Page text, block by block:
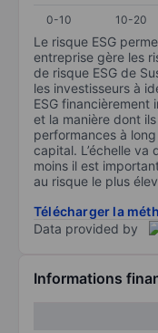
0-10
10-20
Le risque ESG
entreprise gère les
de risque ESG de
les investisseurs à
ESG financièrement
et la manière dont
performances à
capital. L’échelle va
moins il est
au risque le plus
Télécharger la
Data provided by
Informations